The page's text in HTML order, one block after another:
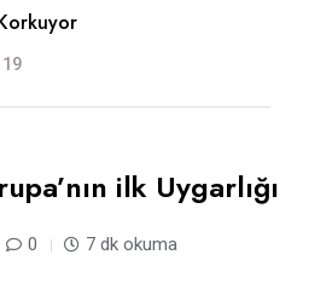
ilk Uygarlığı
0 7 dk okuma